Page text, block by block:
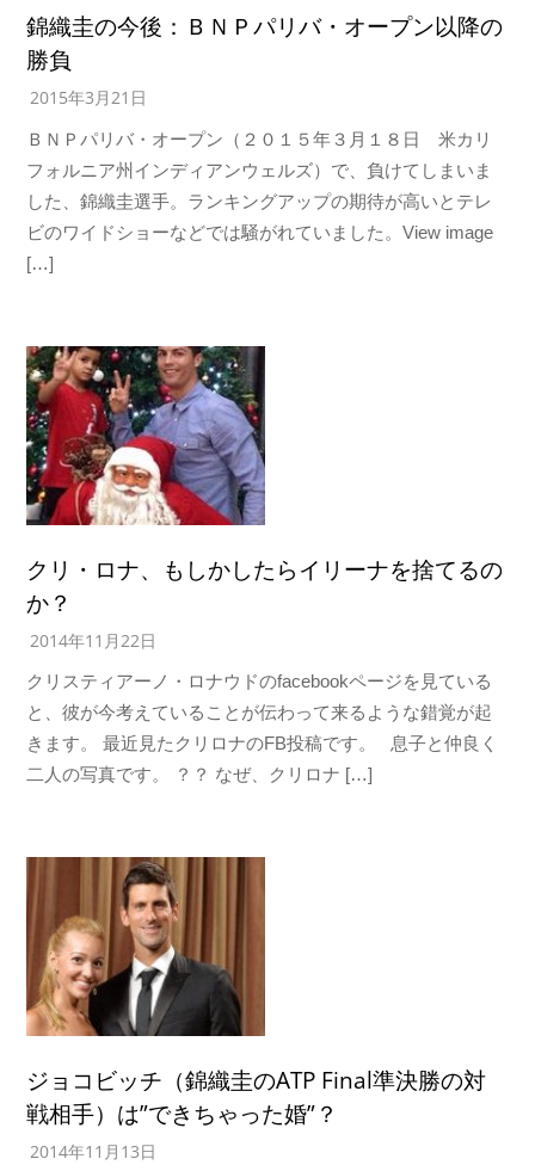
錦織圭の今後：ＢＮＰパリバ・オープン以降の
勝負
2015年3月21日
ＢＮＰパリバ・オープン（２０１５年３月１８日 米カリ
フォルニア州インディアンウェルズ）で、負けてしまいま
した、錦織圭選手。ランキングアップの期待が高いとテレ
ビのワイドショーなどでは騒がれていました。View image
[…]
クリ・ロナ、もしかしたらイリーナを捨てるの
か？
2014年11月22日
クリスティアーノ・ロナウドのfacebookページを見ている
と、彼が今考えていることが伝わって来るような錯覚が起
きます。 最近見たクリロナのFB投稿です。 息子と仲良く
二人の写真です。 ？？ なぜ、クリロナ […]
ジョコビッチ（錦織圭のATP Final準決勝の対
戦相手）は”できちゃった婚”？
2014年11月13日